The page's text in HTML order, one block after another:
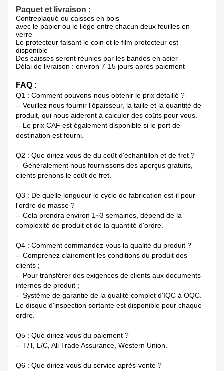
Paquet et livraison :
Contreplaqué ou caisses en bois
avec le papier ou le liège entre chacun deux feuilles en
verre
Le protecteur faisant le coin et le film protecteur est
disponible
Des caisses seront réunies par les bandes en acier
Délai de livraison : environ 7-15 jours après paiement
FAQ :
Q1 : Comment pouvons-nous obtenir le prix détaillé ?
-- Veuillez nous fournir l'épaisseur, la taille et la quantité de
produit, qui nous aideront à calculer des coûts pour vous.
-- Le prix CAF est également disponible si le port de
destination est fourni.
Q2 : Que diriez-vous de du coût d'échantillon et de fret ?
-- Généralement nous fournissons des aperçus gratuits,
clients prenons le coût de fret.
Q3 : De quelle longueur le cycle de fabrication est-il pour
l'ordre de masse ?
-- Cela prendra environ 1~3 semaines, dépend de la
complexité de produit et de la quantité d'ordre.
Q4 : Comment commandez-vous la qualité du produit ?
-- Comprenez clairement les conditions du produit des
clients ;
-- Pour transférer des exigences de clients aux documents
internes de produit ;
-- Système de garantie de la qualité complet d'IQC à OQC.
Le disque d'inspection sortante est disponible pour chaque
ordre.
Q5 : Que diriez-vous du paiement ?
-- T/T, L/C, Ali Trade Assurance, Western Union.
Q6 : Que diriez-vous du service après-vente ?